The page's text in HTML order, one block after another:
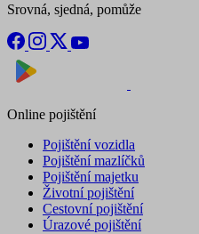
Srovná, sjedná, pomůže
Online pojištění
Pojištění vozidla
Pojištění mazlíčků
Pojištění majetku
Životní pojištění
Cestovní pojištění
Úrazové pojištění